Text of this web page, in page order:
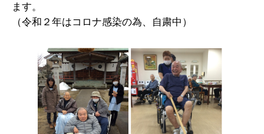
ます。
（令和２年はコロナ感染の為、自粛中）